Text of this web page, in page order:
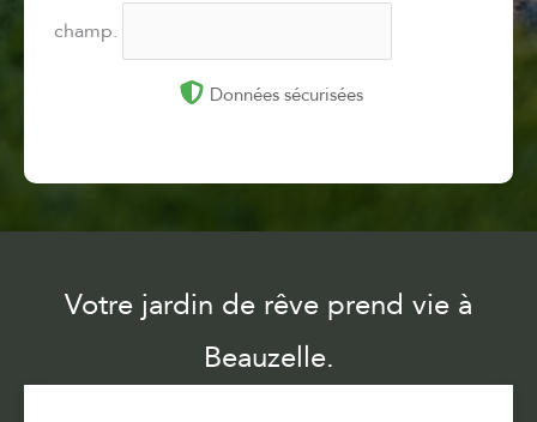
champ.
Données sécurisées
Votre jardin de rêve prend vie à
Beauzelle.